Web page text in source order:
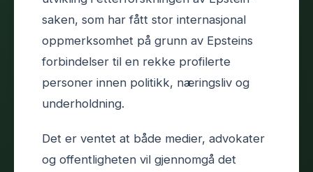
saken, som har fått stor internasjonal
oppmerksomhet på grunn av Epsteins
forbindelser til en rekke profilerte
personer innen politikk, næringsliv og
underholdning.
Det er ventet at både medier, advokater
og offentligheten vil gjennomgå det